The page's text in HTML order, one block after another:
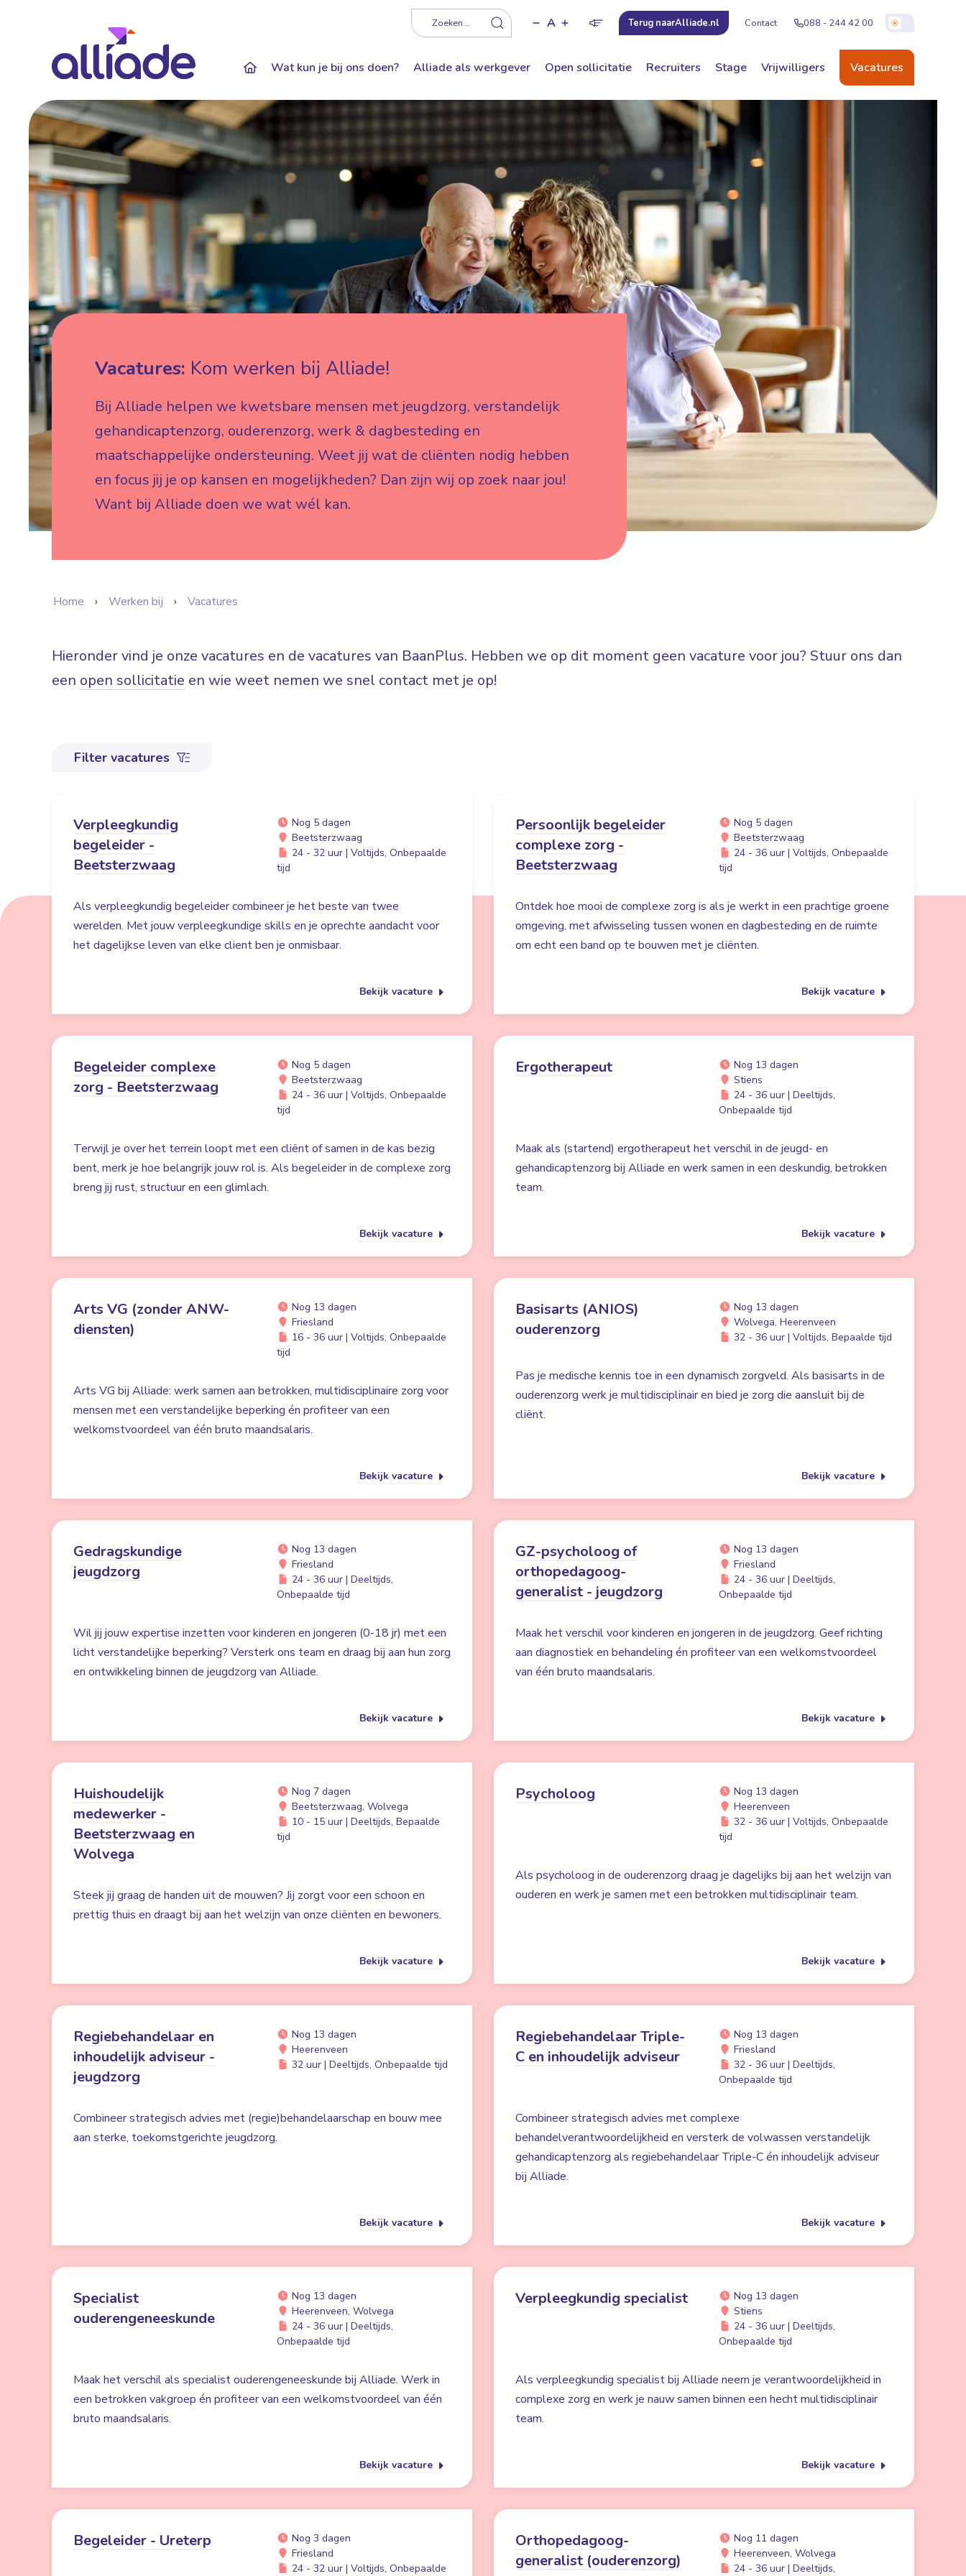
Zoeken... A Terug naarAlliade.nl Contact 088 - 244 42 00
Wat kun je bij ons doen? Alliade als werkgever Open sollicitatie Recruiters Stage Vrijwilligers Vacatures
Vacatures: Kom werken bij Alliade!
Bij Alliade helpen we kwetsbare mensen met jeugdzorg, verstandelijk
gehandicaptenzorg, ouderenzorg, werk & dagbesteding en
maatschappelijke ondersteuning. Weet jij wat de cliënten nodig hebben
en focus jij je op kansen en mogelijkheden? Dan zijn wij op zoek naar jou!
Want bij Alliade doen we wat wél kan.
Home Werken bij Vacatures
Hieronder vind je onze vacatures en de vacatures van BaanPlus. Hebben we op dit moment geen vacature voor jou? Stuur ons dan
een open sollicitatie en wie weet nemen we snel contact met je op!
Filter vacatures
Verpleegkundig
begeleider -
Beetsterzwaag
Nog 5 dagen
Beetsterzwaag
24 - 32 uur | Voltijds, Onbepaalde
tijd
Als verpleegkundig begeleider combineer je het beste van twee
werelden. Met jouw verpleegkundige skills en je oprechte aandacht voor
het dagelijkse leven van elke client ben je onmisbaar.
Bekijk vacature
Persoonlijk begeleider
complexe zorg -
Beetsterzwaag
Nog 5 dagen
Beetsterzwaag
24 - 36 uur | Voltijds, Onbepaalde
tijd
Ontdek hoe mooi de complexe zorg is als je werkt in een prachtige groene
omgeving, met afwisseling tussen wonen en dagbesteding en de ruimte
om echt een band op te bouwen met je cliënten.
Bekijk vacature
Begeleider complexe
zorg - Beetsterzwaag
Nog 5 dagen
Beetsterzwaag
24 - 36 uur | Voltijds, Onbepaalde
tijd
Terwijl je over het terrein loopt met een cliënt of samen in de kas bezig
bent, merk je hoe belangrijk jouw rol is. Als begeleider in de complexe zorg
breng jij rust, structuur en een glimlach.
Bekijk vacature
Ergotherapeut
Nog 13 dagen
Stiens
24 - 36 uur | Deeltijds,
Onbepaalde tijd
Maak als (startend) ergotherapeut het verschil in de jeugd- en
gehandicaptenzorg bij Alliade en werk samen in een deskundig, betrokken
team.
Bekijk vacature
Arts VG (zonder ANW-
diensten)
Nog 13 dagen
Friesland
16 - 36 uur | Voltijds, Onbepaalde
tijd
Arts VG bij Alliade: werk samen aan betrokken, multidisciplinaire zorg voor
mensen met een verstandelijke beperking én profiteer van een
welkomstvoordeel van één bruto maandsalaris.
Bekijk vacature
Basisarts (ANIOS)
ouderenzorg
Nog 13 dagen
Wolvega, Heerenveen
32 - 36 uur | Voltijds, Bepaalde tijd
Pas je medische kennis toe in een dynamisch zorgveld. Als basisarts in de
ouderenzorg werk je multidisciplinair en bied je zorg die aansluit bij de
cliënt.
Bekijk vacature
Gedragskundige
jeugdzorg
Nog 13 dagen
Friesland
24 - 36 uur | Deeltijds,
Onbepaalde tijd
Wil jij jouw expertise inzetten voor kinderen en jongeren (0-18 jr) met een
licht verstandelijke beperking? Versterk ons team en draag bij aan hun zorg
en ontwikkeling binnen de jeugdzorg van Alliade.
Bekijk vacature
GZ-psycholoog of
orthopedagoog-
generalist - jeugdzorg
Nog 13 dagen
Friesland
24 - 36 uur | Deeltijds,
Onbepaalde tijd
Maak het verschil voor kinderen en jongeren in de jeugdzorg. Geef richting
aan diagnostiek en behandeling én profiteer van een welkomstvoordeel
van één bruto maandsalaris.
Bekijk vacature
Huishoudelijk
medewerker -
Beetsterzwaag en
Wolvega
Nog 7 dagen
Beetsterzwaag, Wolvega
10 - 15 uur | Deeltijds, Bepaalde
tijd
Steek jij graag de handen uit de mouwen? Jij zorgt voor een schoon en
prettig thuis en draagt bij aan het welzijn van onze cliënten en bewoners.
Bekijk vacature
Psycholoog
Nog 13 dagen
Heerenveen
32 - 36 uur | Voltijds, Onbepaalde
tijd
Als psycholoog in de ouderenzorg draag je dagelijks bij aan het welzijn van
ouderen en werk je samen met een betrokken multidisciplinair team.
Bekijk vacature
Regiebehandelaar en
inhoudelijk adviseur -
jeugdzorg
Nog 13 dagen
Heerenveen
32 uur | Deeltijds, Onbepaalde tijd
Combineer strategisch advies met (regie)behandelaarschap en bouw mee
aan sterke, toekomstgerichte jeugdzorg.
Bekijk vacature
Regiebehandelaar Triple-
C en inhoudelijk adviseur
Nog 13 dagen
Friesland
32 - 36 uur | Deeltijds,
Onbepaalde tijd
Combineer strategisch advies met complexe
behandelverantwoordelijkheid en versterk de volwassen verstandelijk
gehandicaptenzorg als regiebehandelaar Triple-C én inhoudelijk adviseur
bij Alliade.
Bekijk vacature
Specialist
ouderengeneeskunde
Nog 13 dagen
Heerenveen, Wolvega
24 - 36 uur | Deeltijds,
Onbepaalde tijd
Maak het verschil als specialist ouderengeneeskunde bij Alliade. Werk in
een betrokken vakgroep én profiteer van een welkomstvoordeel van één
bruto maandsalaris.
Bekijk vacature
Verpleegkundig specialist
Nog 13 dagen
Stiens
24 - 36 uur | Deeltijds,
Onbepaalde tijd
Als verpleegkundig specialist bij Alliade neem je verantwoordelijkheid in
complexe zorg en werk je nauw samen binnen een hecht multidisciplinair
team.
Bekijk vacature
Begeleider - Ureterp
Nog 3 dagen
Friesland
24 - 32 uur | Voltijds, Onbepaalde
Orthopedagoog-
generalist (ouderenzorg)
Nog 11 dagen
Heerenveen, Wolvega
24 - 36 uur | Deeltijds,